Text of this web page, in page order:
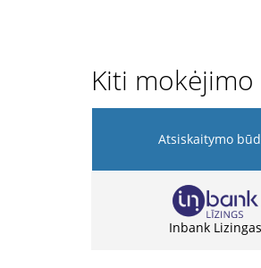
Kiti
Atsiskaitymo
Inbank Lizingas